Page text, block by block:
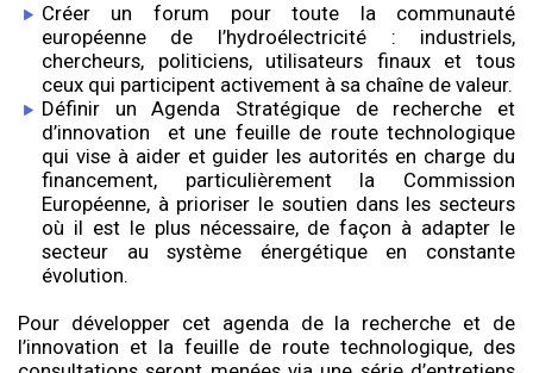
Créer un forum pour toute la communauté
européenne de l’hydroélectricité : industriels,
chercheurs, politiciens, utilisateurs finaux et tous
ceux qui participent activement à sa chaîne de valeur.
Définir un Agenda Stratégique de recherche et
d’innovation
et une feuille de route technologique
qui vise à aider et guider les autorités en charge du
financement, particulièrement la Commission
Européenne, à prioriser le soutien dans les secteurs
où il est le plus nécessaire, de façon à adapter le
secteur au système énergétique en constante
évolution.
Pour développer cet agenda de la recherche et de
l’innovation et la feuille de route technologique, des